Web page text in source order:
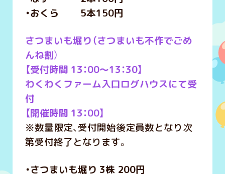
・おくら 5本150円
さつまいも堀り（さつまいも不作でごめ
んね割）
【受付時間 13：00～13：30】
わくわくファーム入口ログハウスにて受
付
【開催時間 13：00】
※数量限定、受付開始後定員数となり次
第受付終了となります。
・さつまいも堀り 3株 200円